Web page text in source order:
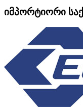
იმპორტიორი